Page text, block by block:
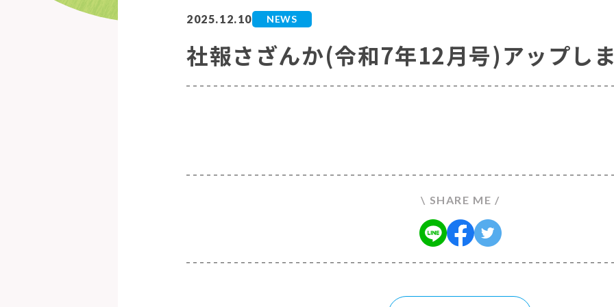
2025.12.10 NEWS
社報さざんか(令和7年12月号)アップし
\ SHARE ME /